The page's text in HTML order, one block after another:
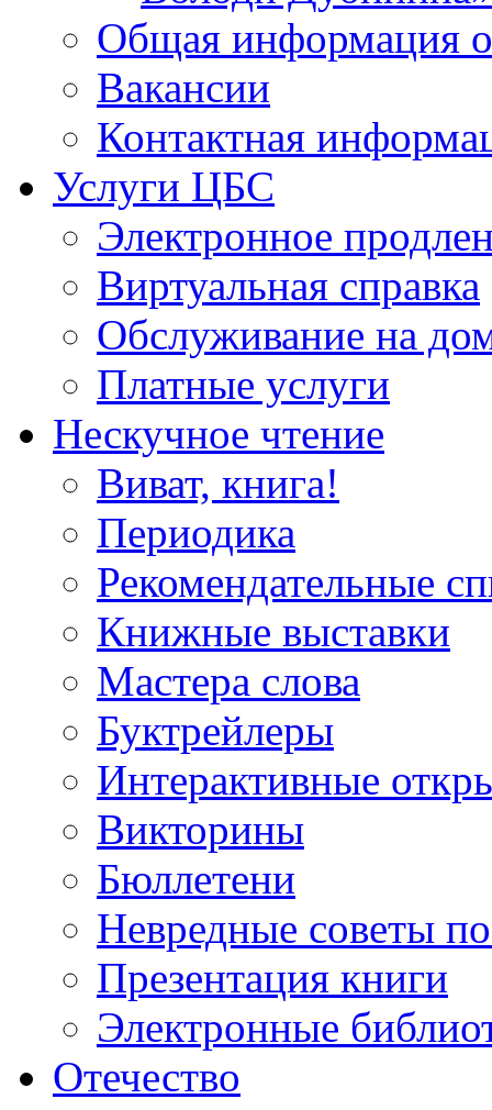
Общая информация
Вакансии
Контактная
Услуги ЦБС
Электронное
Виртуальная справка
Обслуживание на
Платные услуги
Нескучное чтение
Виват, книга!
Периодика
Рекомендательные
Книжные выставки
Мастера слова
Буктрейлеры
Интерактивные
Викторины
Бюллетени
Невредные советы
Презентация книги
Электронные
Отечество